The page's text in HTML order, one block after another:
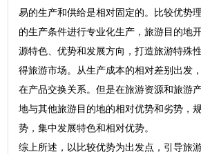
易的生产和供给是相对固定的。比较优势
的生产条件进行专业化生产，旅游目的地
源特色、优势和发展方向，打造旅游特殊
得旅游市场。从生产成本的相对差别出发
在产品交换关系。但是在旅游资源和旅游
地与其他旅游目的地的相对优势和劣势，
势，集中发展特色和相对优势。
综上所述，以比较优势为出发点，引导旅